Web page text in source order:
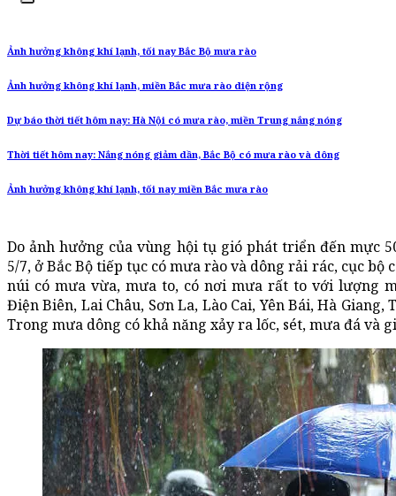
Ảnh hưởng không khí lạnh, tối nay Bắc Bộ mưa rào
Ảnh hưởng không khí lạnh, miền Bắc mưa rào diện rộng
Dự báo thời tiết hôm nay: Hà Nội có mưa rào, miền Trung nắng nóng
Thời tiết hôm nay: Nắng nóng giảm dần, Bắc Bộ có mưa rào và dông
Ảnh hưởng không khí lạnh, tối nay miền Bắc mưa rào
Do ảnh hưởng của vùng hội tụ gió phát triển đến mực
5/7, ở Bắc Bộ tiếp tục có mưa rào và dông rải rác, cục
núi có mưa vừa, mưa to, có nơi mưa rất to với lượng
Điện Biên, Lai Châu, Sơn La, Lào Cai, Yên Bái, Hà
Trong mưa dông có khả năng xảy ra lốc, sét, mưa đá và